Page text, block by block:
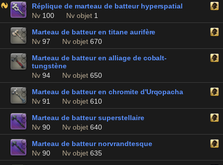
Réplique de marteau de batteur hyperspatial
Nv 100 Nv objet 1
Marteau de batteur en titane aurifère
Nv 97 Nv objet 670
Marteau de batteur en alliage de cobalt-
tungstène
Nv 94 Nv objet 650
Marteau de batteur en chromite d'Urqopacha
Nv 91 Nv objet 610
Marteau de batteur superstellaire
Nv 90 Nv objet 640
Marteau de batteur norvrandtesque
Nv 90 Nv objet 635